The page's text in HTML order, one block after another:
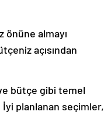
almayı
açısından
bütçe gibi temel
planlanan seçimler,